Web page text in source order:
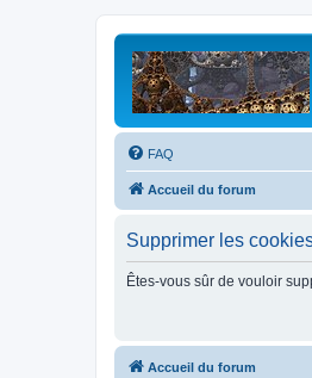
FAQ
Accueil du forum
Supprimer les
Êtes-vous sûr de vouloir
Accueil du forum